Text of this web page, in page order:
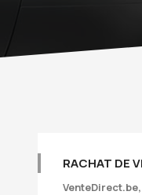
RACHAT DE
VenteDirect.be